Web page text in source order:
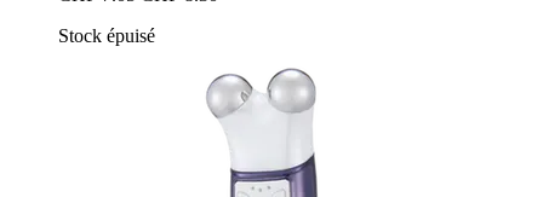
Stock épuisé